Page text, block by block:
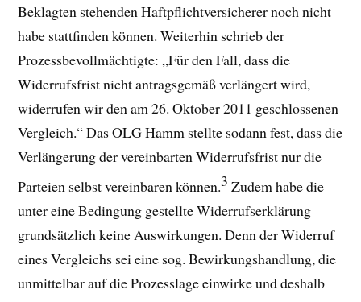
Beklagten stehenden Haftpflichtversicherer noch nicht
habe stattfinden können. Weiterhin schrieb der
Prozessbevollmächtigte: „Für den Fall, dass die
Widerrufsfrist nicht antragsgemäß verlängert wird,
widerrufen wir den am 26. Oktober 2011 geschlossenen
Vergleich.“ Das OLG Hamm stellte sodann fest, dass die
Verlängerung der vereinbarten Widerrufsfrist nur die
Parteien selbst vereinbaren können.3 Zudem habe die
unter eine Bedingung gestellte Widerrufserklärung
grundsätzlich keine Auswirkungen. Denn der Widerruf
eines Vergleichs sei eine sog. Bewirkungshandlung, die
unmittelbar auf die Prozesslage einwirke und deshalb